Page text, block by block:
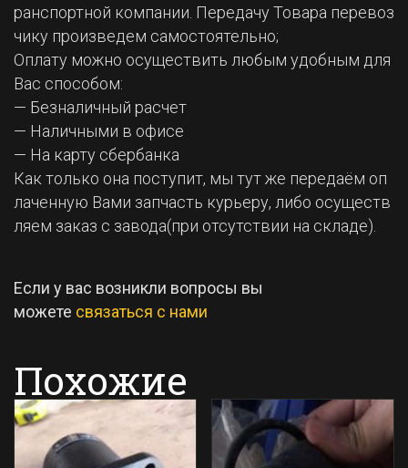
ранспортной компании. Передачу Товара перевоз
чику произведем самостоятельно;
Оплату можно осуществить любым удобным для
Вас способом:
— Безналичный расчет
— Наличными в офисе
— На карту сбербанка
Как только она поступит, мы тут же передаём оп
лаченную Вами запчасть курьеру, либо осуществ
ляем заказ с завода(при отсутствии на складе).
Если у вас возникли вопросы вы
можете связаться с нами
Похожие